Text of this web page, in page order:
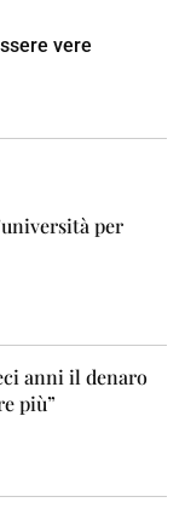
vere
per
anni il denaro
più”